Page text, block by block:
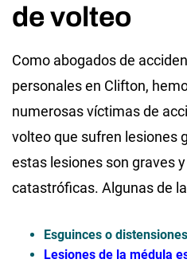
de volteo
Como abogados de
personales en Clifton,
numerosas víctimas de
volteo que sufren lesiones
estas lesiones son graves
catastróficas. Algunas de
Esguinces o
Lesiones de la médula